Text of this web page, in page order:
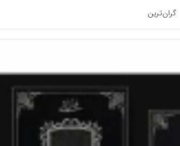
گران‌ترین